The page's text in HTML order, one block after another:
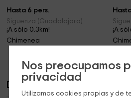
Nos preocupamos
privacidad
Utilizamos cookies propias y de
Hasta 6 pers.
Siguenza (Guadalajara)
¡A sólo 0.3km!
Chimenea
¡A
Descripción de